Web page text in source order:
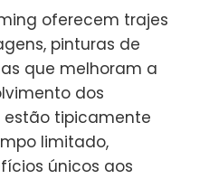
oferecem trajes
pinturas de
que melhoram a
dos
estão tipicamente
limitado,
únicos aos